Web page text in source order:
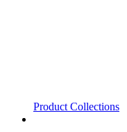
Product Collections